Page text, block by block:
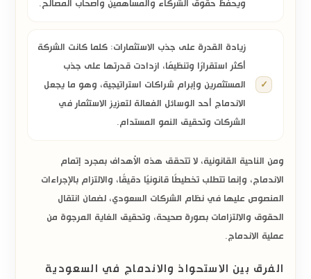
ويحفظ حقوق الشركاء والمساهمين وأصحاب المصالح.
زيادة القدرة على جذب الاستثمارات: كلما كانت الشركة
أكثر استقرارًا وتنظيمًا، ازدادت قدرتها على جذب
المستثمرين وإبرام شراكات استراتيجية، وهو ما يجعل
الاندماج أحد الوسائل الفعالة لتعزيز الاستثمار في
الشركات وتحقيق النمو المستدام.
ومن الناحية القانونية، لا تتحقق هذه الأهداف بمجرد إتمام
الاندماج، وإنما تتطلب تخطيطًا قانونيًا دقيقًا، والالتزام بالإجراءات
المنصوص عليها في نظام الشركات السعودي، لضمان انتقال
الحقوق والالتزامات بصورة صحيحة، وتحقيق الغاية المرجوة من
عملية الاندماج.
الفرق بين الاستحواذ والاندماج في السعودية